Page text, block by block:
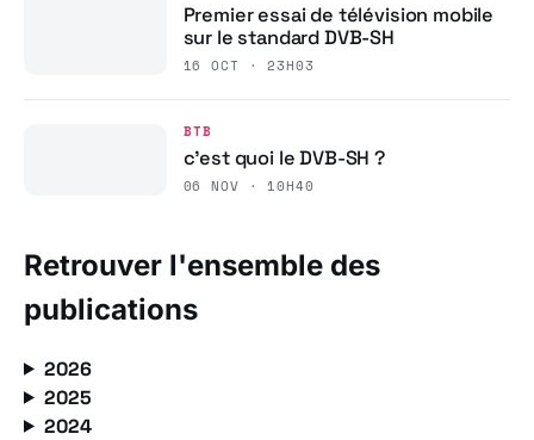
Premier essai de télévision mobile
sur le standard DVB-SH
16 OCT · 23H03
BTB
c’est quoi le DVB-SH ?
06 NOV · 10H40
Retrouver l'ensemble des
publications
2026
2025
2024